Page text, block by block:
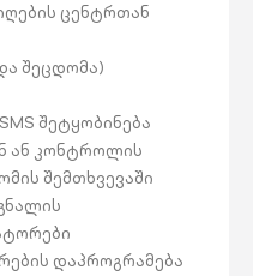
ცენტრთან
შეცდომა)
შეტყობინება
ან კონტროლის
შემთხვევაში
დაპროგრამება